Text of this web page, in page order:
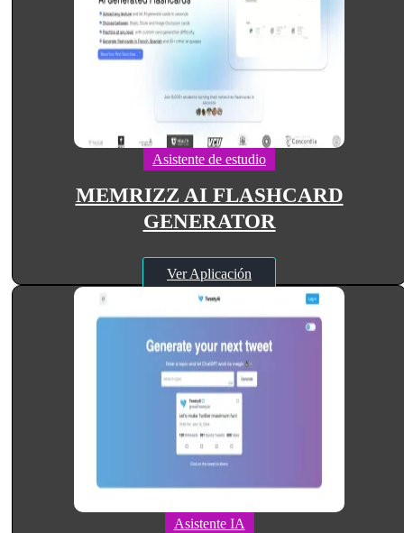
Asistente de estudio
MEMRIZZ AI FLASHCARD
GENERATOR
Ver Aplicación
Asistente IA